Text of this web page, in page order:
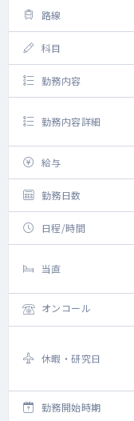
路線
科目
勤務内容
勤務内容詳細
給与
勤務日数
日程/時間
当直
オンコール
休暇・研究日
勤務開始時期